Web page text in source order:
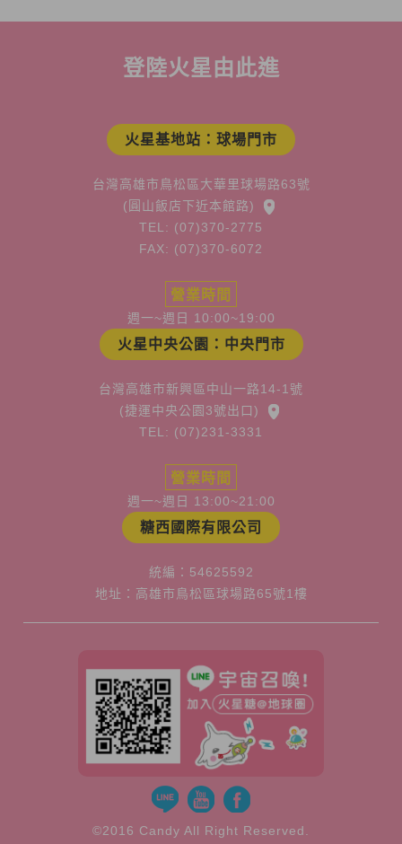
登陸火星由此進
火星基地站：球場門市
台灣高雄市鳥松區大華里球場路63號
(圓山飯店下近本館路)
TEL: (07)370-2775
FAX: (07)370-6072
營業時間
週一~週日 10:00~19:00
火星中央公園：中央門市
台灣高雄市新興區中山一路14-1號
(捷運中央公園3號出口)
TEL: (07)231-3331
營業時間
週一~週日 13:00~21:00
糖西國際有限公司
統編：54625592
地址：高雄市鳥松區球場路65號1樓
©2016 Candy All Right Reserved.